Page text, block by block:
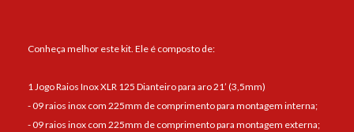
Conheça melhor este kit. Ele é composto de:
1 Jogo Raios Inox XLR 125 Dianteiro para aro 21’ (3,5mm)
- 09 raios inox com 225mm de comprimento para montagem interna;
- 09 raios inox com 225mm de comprimento para montagem externa;